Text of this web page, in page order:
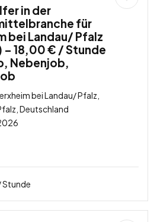
in der
für
bei Landau/ Pfalz
18,00 € / Stunde
Nebenjob,
bei Landau/ Pfalz,
Deutschland
Stunde